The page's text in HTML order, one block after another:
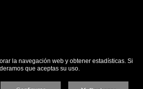
la navegación web y obtener estadísticas. Si
que aceptas su uso.